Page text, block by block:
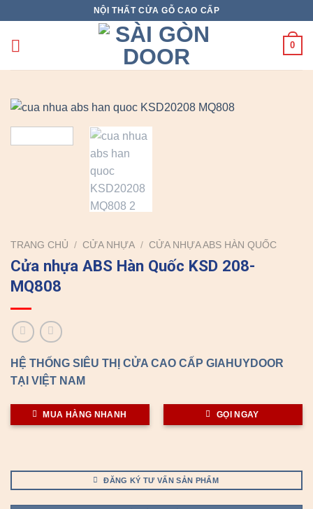
content
NỘI THẤT CỬA GỖ CAO CẤP
0
TRANG CHỦ / CỬA NHỰA / CỬA NHỰA ABS HÀN QUỐC
Cửa nhựa ABS Hàn Quốc KSD 208-
MQ808
HỆ THỐNG SIÊU THỊ CỬA CAO CẤP GIAHUYDOOR
TẠI VIỆT NAM
MUA HÀNG NHANH GỌI NGAY
ĐĂNG KÝ TƯ VẤN SẢN PHẨM